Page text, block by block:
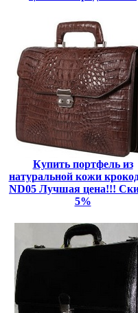
Купить портфель из
натуральной кожи
ND05 Лучшая цена!!!
5%